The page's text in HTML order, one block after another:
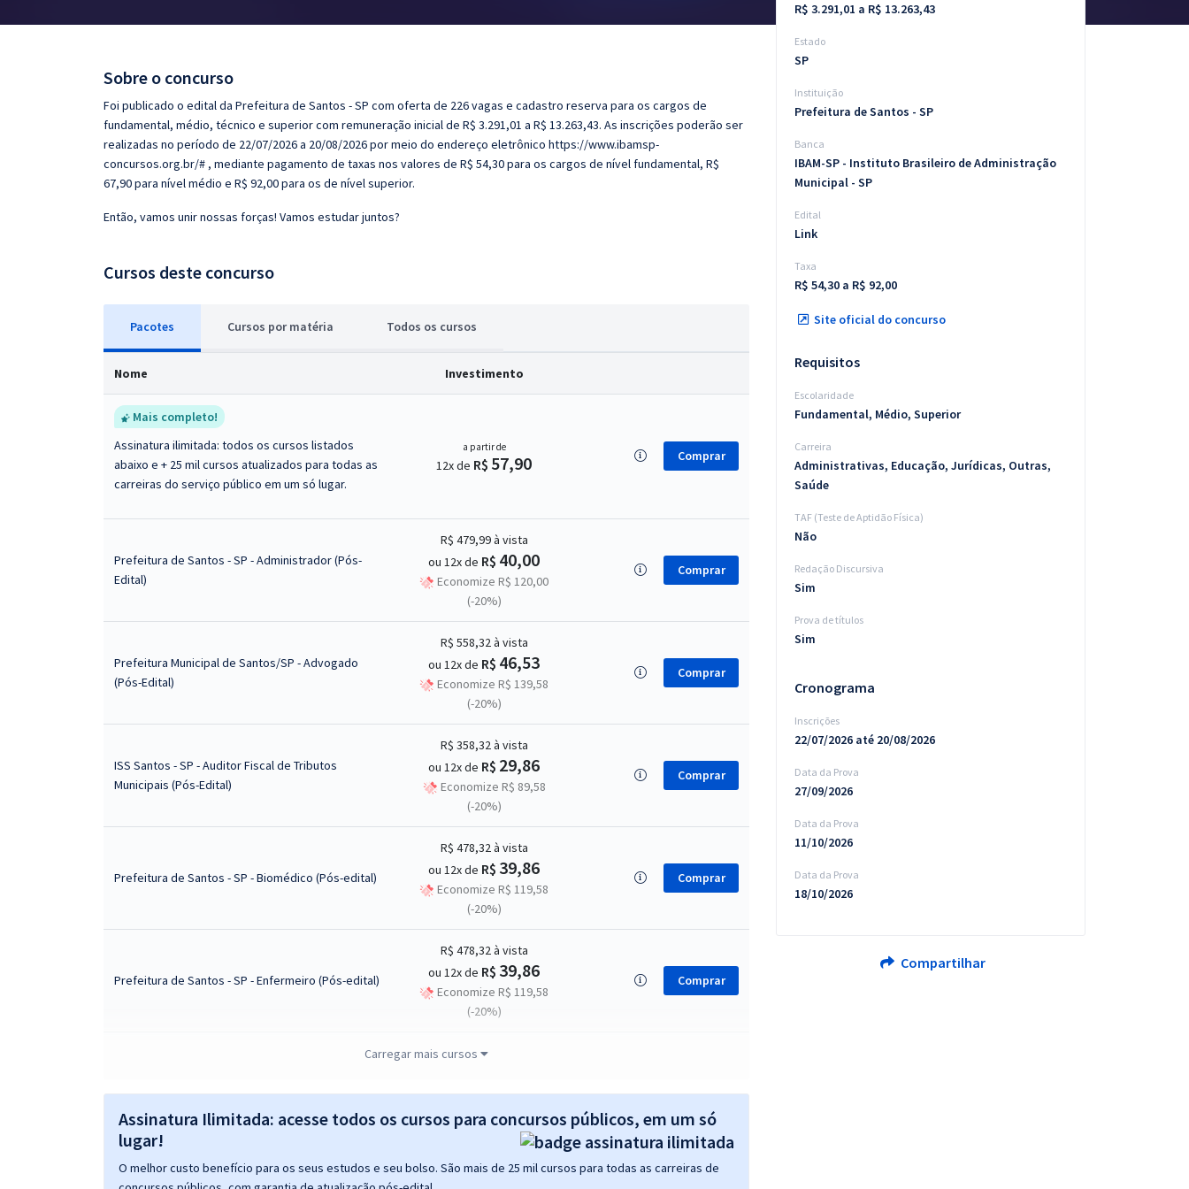
Questões grátis
Conteúdo gratuito
Sobre o concurso
Foi publicado o edital da Prefeitura de Santos - SP com oferta de 226 vagas e cadastro reserva para os cargos de
fundamental, médio, técnico e superior com remuneração inicial de R$ 3.291,01 a R$ 13.263,43. As inscrições poderão ser
realizadas no período de 22/07/2026 a 20/08/2026 por meio do endereço eletrônico https://www.ibamsp-
concursos.org.br/# , mediante pagamento de taxas nos valores de R$ 54,30 para os cargos de nível fundamental, R$
67,90 para nível médio e R$ 92,00 para os de nível superior.
Então, vamos unir nossas forças! Vamos estudar juntos?
Cursos deste concurso
Pacotes Cursos por matéria Todos os cursos
Nome Investimento
Mais completo!
Assinatura ilimitada: todos os cursos listados
abaixo e + 25 mil cursos atualizados para todas as
carreiras do serviço público em um só lugar.
a partir de
12x de R$ 57,90 Comprar
Prefeitura de Santos - SP - Administrador (Pós-
Edital)
R$ 479,99à vista
ou 12x de R$ 40,00
Economize R$ 120,00
(-20%)
Comprar
Prefeitura Municipal de Santos/SP - Advogado
(Pós-Edital)
R$ 558,32à vista
ou 12x de R$ 46,53
Economize R$ 139,58
(-20%)
Comprar
ISS Santos - SP - Auditor Fiscal de Tributos
Municipais (Pós-Edital)
R$ 358,32à vista
ou 12x de R$ 29,86
Economize R$ 89,58
(-20%)
Comprar
Prefeitura de Santos - SP - Biomédico (Pós-edital)
R$ 478,32à vista
ou 12x de R$ 39,86
Economize R$ 119,58
(-20%)
Comprar
Prefeitura de Santos - SP - Enfermeiro (Pós-edital)
R$ 478,32à vista
ou 12x de R$ 39,86
Economize R$ 119,58
(-20%)
Comprar
Edital)
R$ 399,99
Economize R$ 100,00
(-20%)
Prefeitura de Santos - SP - Farmacêutico (Pós-
ou 12x de R$39,86
Carregar mais cursos
Assinatura Ilimitada: acesse todos os cursos para concursos públicos, em um só
lugar!
O melhor custo benefício para os seus estudos e seu bolso. São mais de 25 mil cursos para todas as carreiras de
R$ 3.291,01 a R$ 13.263,43
Estado
SP
Instituição
Prefeitura de Santos - SP
Banca
IBAM-SP - Instituto Brasileiro de Administração
Municipal - SP
Edital
Link
Taxa
R$ 54,30 a R$ 92,00
Site oficial do concurso
Requisitos
Escolaridade
Fundamental, Médio, Superior
Carreira
Administrativas, Educação, Jurídicas, Outras,
Saúde
TAF (Teste de Aptidão Física)
Não
Redação Discursiva
Sim
Prova de títulos
Sim
Cronograma
Inscrições
22/07/2026 até 20/08/2026
Data da Prova
27/09/2026
Data da Prova
11/10/2026
Data da Prova
18/10/2026
Compartilhar